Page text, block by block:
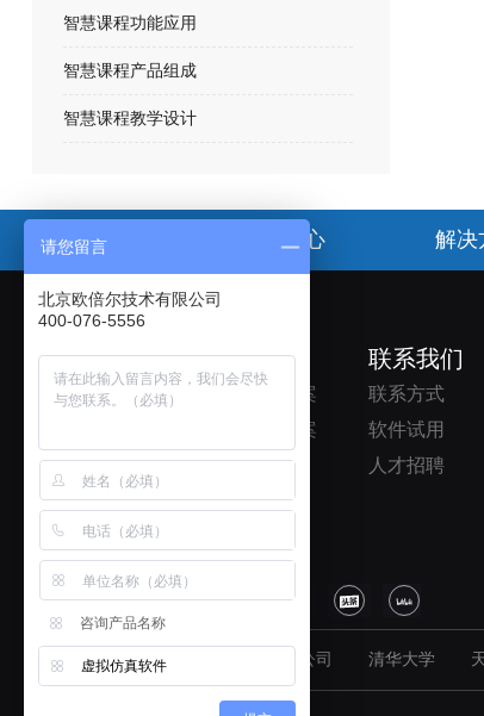
智慧课程功能应用
智慧课程产品组成
智慧课程教学设计
首页 产品中心 解决
了解欧倍尔
公司简介
产品中心
典型案例
解决方案
院校解决方案
企业解决方案
联系我们
联系方式
软件试用
人才招聘
关于我们
友情链接：北京欧倍尔科学仪器有限公司 清华大学
请您留言
北京欧倍尔技术有限公司
400-076-5556
咨询产品名称
虚拟仿真软件